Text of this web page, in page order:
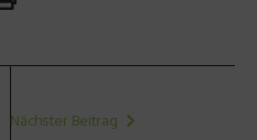
Nächster Beitrag